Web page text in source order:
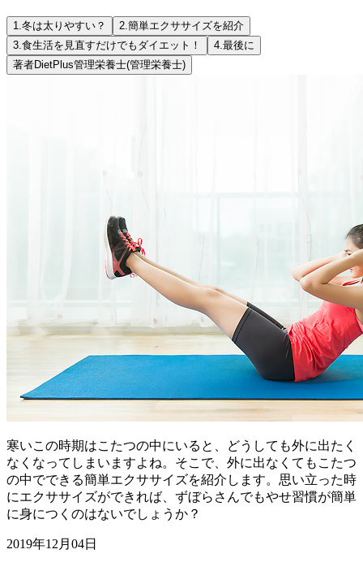
1.冬は太りやすい？ 2.簡単エクササイズを紹介
3.食生活を見直すだけでもダイエット！ 4.最後に
著者DietPlus管理栄養士(管理栄養士)
寒いこの時期はこたつの中にいると、どうしても外に出たく
なくなってしまいますよね。そこで、外に出なくてもこたつ
の中でできる簡単エクササイズを紹介します。思い立った時
にエクササイズができれば、ずぼらさんでもやせ習慣が簡単
に身につくのはないでしょうか？
2019年12月04日